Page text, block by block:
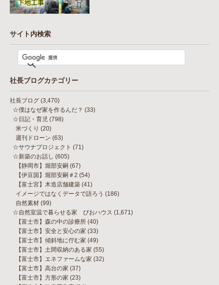
サイト内検索
社長ブログカテゴリー
社長ブログ (3,470)
☆僕はなぜ家を作るんだ？ (33)
☆日記・育児 (798)
米づくり (20)
週刊ドローン (63)
☆サウナプロジェクト (71)
☆新築のお話し (605)
【静岡市】堀部安嗣 (67)
【伊豆国】堀部安嗣＃2 (54)
【富士宮】木造店舗建築 (41)
イメージではなくデータで語ろう (186)
自然素材 (99)
☆自然室温で暮らせる家 びおハウス (1,671)
【富士市】森の中の診療所 (40)
【富士市】安全と安心の家 (33)
【富士市】傾斜地に佇む家 (49)
【富士市】土間収納のある家 (55)
【富士市】エネファームな家 (32)
【富士市】高台の家 (37)
【富士市】方形の家 (23)